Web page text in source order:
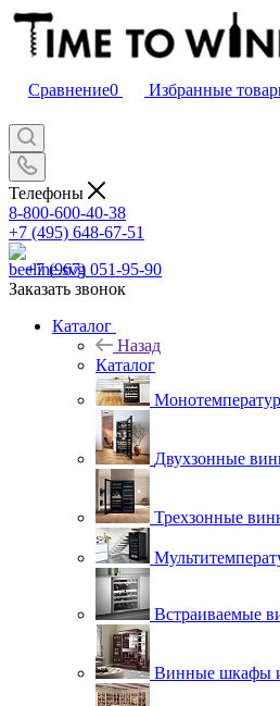
Сравнение0 Избранные
Телефоны
8-800-600-40-38
+7 (495) 648-67-51
+7 (967) 051-95-90
Заказать звонок
Каталог
Назад
Каталог
Двухзонные
Трехзонные
Встраиваемые
Винные шкафы